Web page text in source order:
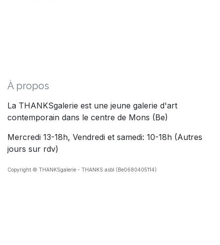
À propos
La THANKSgalerie est une jeune galerie d'art
contemporain dans le centre de Mons (Be)
Mercredi 13-18h, Vendredi et samedi: 10-18h (Autres
jours sur rdv)
Copyright © THANKSgalerie - THANKS asbl (Be0680405114)